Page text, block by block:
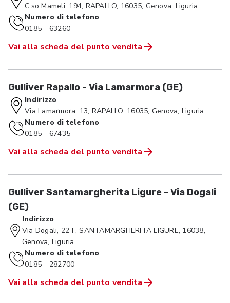
C.so Mameli, 194, RAPALLO, 16035, Genova, Liguria
Numero di telefono
0185 - 63260
Vai alla scheda del punto vendita
Gulliver Rapallo - Via Lamarmora (GE)
Indirizzo
Via Lamarmora, 13, RAPALLO, 16035, Genova, Liguria
Numero di telefono
0185 - 67435
Vai alla scheda del punto vendita
Gulliver Santamargherita Ligure - Via Dogali
(GE)
Indirizzo
Via Dogali, 22 F, SANTAMARGHERITA LIGURE, 16038,
Genova, Liguria
Numero di telefono
0185 - 282700
Vai alla scheda del punto vendita